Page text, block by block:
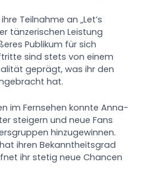
Teilnahme an „Let’s
tänzerischen Leistung
Publikum für sich
sind stets von einem
geprägt, was ihr den
hat.
im Fernsehen konnte Anna-
steigern und neue Fans
hinzugewinnen.
ihren Bekanntheitsgrad
ihr stetig neue Chancen